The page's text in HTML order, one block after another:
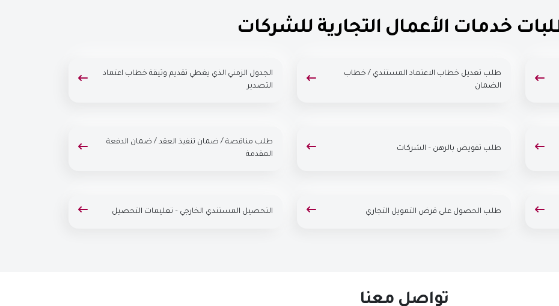
خدمات الأعمال التجارية للشركات
طلب تعديل خطاب الاعتماد المستندي / خطاب
الضمان
الجدول الزمني الذي يغطي تقديم وثيقة خطاب اعتماد
التصدير
طلب تفويض بالرهن – الشركات
طلب مناقصة / ضمان تنفيذ العقد / ضمان الدفعة
المقدمة
طلب الحصول على قرض التمويل التجاري التحصيل المستندي الخارجي – تعليمات التحصيل
تواصل معنا